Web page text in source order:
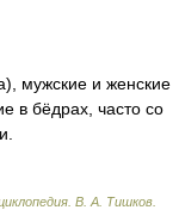
мужские и женские
в бёдрах, часто со
В. А. Тишков.